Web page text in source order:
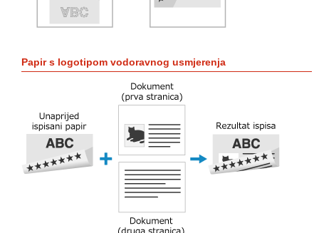
Papir s logotipom vodoravnog usmjerenja